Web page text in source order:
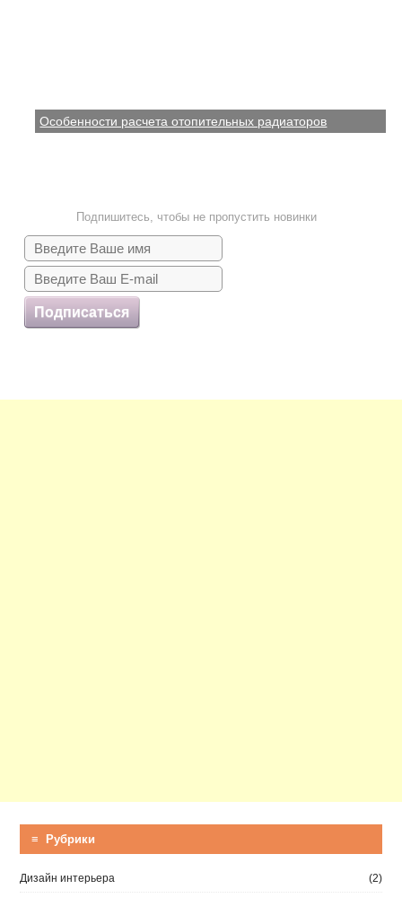
Особенности расчета отопительных радиаторов
Подпишитесь, чтобы не пропустить новинки
Подписаться
≡ Рубрики
Дизайн интерьера (2)